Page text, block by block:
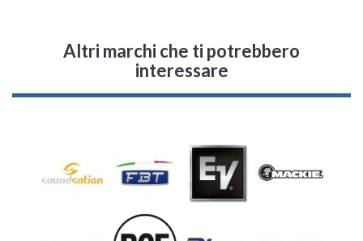
Altri marchi che ti potrebbero
interessare